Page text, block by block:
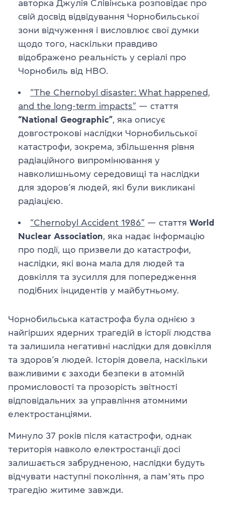
авторка Джулія Слівінська розповідає про
свій досвід відвідування Чорнобильської
зони відчуження і висловлює свої думки
щодо того, наскільки правдиво
відображено реальність у серіалі про
Чорнобиль від HBO.
“The Chernobyl disaster: What happened,
and the long-term impacts” — стаття
“National Geographic”, яка описує
довгострокові наслідки Чорнобильської
катастрофи, зокрема, збільшення рівня
радіаційного випромінювання у
навколишньому середовищі та наслідки
для здоров’я людей, які були викликані
радіацією.
“Chernobyl Accident 1986” — стаття World
Nuclear Association, яка надає інформацію
про події, що призвели до катастрофи,
наслідки, які вона мала для людей та
довкілля та зусилля для попередження
подібних інцидентів у майбутньому.
Чорнобильська катастрофа була однією з
найгірших ядерних трагедій в історії людства
та залишила негативні наслідки для довкілля
та здоров’я людей. Історія довела, наскільки
важливими є заходи безпеки в атомній
промисловості та прозорість звітності
відповідальних за управління атомними
електростанціями.
Минуло 37 років після катастрофи, однак
територія навколо електростанції досі
залишається забрудненою, наслідки будуть
відчувати наступні покоління, а памʼять про
трагедію житиме завжди.